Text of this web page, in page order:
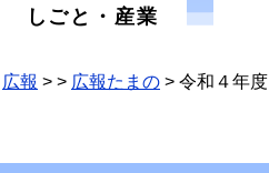
を
しごと・産業
広報 > > 広報たまの > 令和４年度